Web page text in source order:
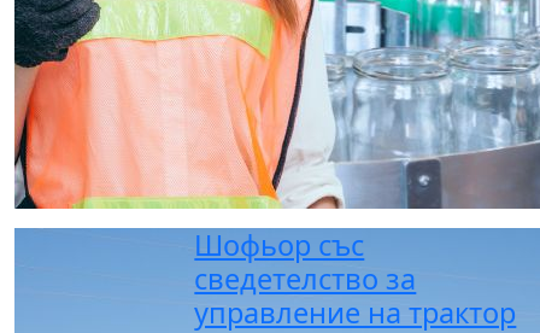
Шофьор със
сведетелство за
управление на трактор